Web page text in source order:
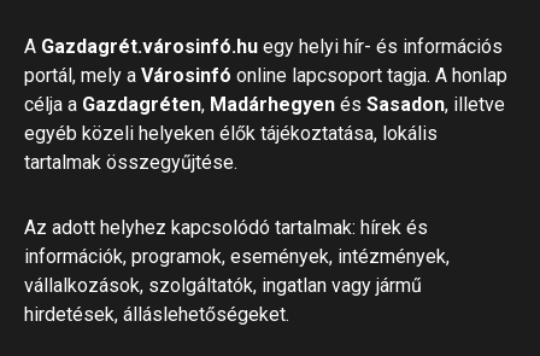
A Gazdagrét.városinfó.hu egy helyi hír- és információs
portál, mely a Városinfó online lapcsoport tagja. A honlap
célja a Gazdagréten, Madárhegyen és Sasadon, illetve
egyéb közeli helyeken élők tájékoztatása, lokális
tartalmak összegyűjtése.
Az adott helyhez kapcsolódó tartalmak: hírek és
információk, programok, események, intézmények,
vállalkozások, szolgáltatók, ingatlan vagy jármű
hirdetések, álláslehetőségeket.